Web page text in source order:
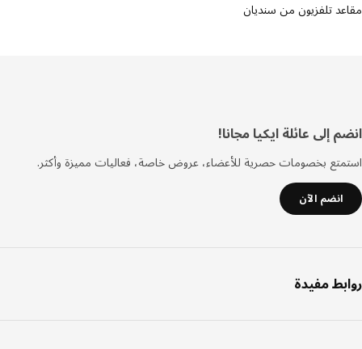
تلفزيون من سنديان
إلى عائلة ايكيا مجانا!
بخصومات حصرية للأعضاء، عروض خاصة، فعاليات مميزة وأكثر.
انضم الآن
مفيدة